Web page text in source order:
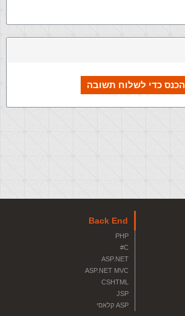
הכנס כדי לשלוח תשובה
Back End
PHP
C#
ASP.NET
ASP.NET MVC
CSHTML
JSP
ASP קלאסי